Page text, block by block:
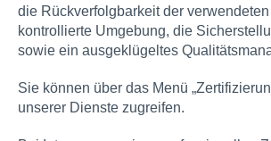
die Rückverfolgbarkeit der
kontrollierte Umgebung, die
sowie ein ausgeklügeltes
Sie können über das Menü
unserer Dienste zugreifen.